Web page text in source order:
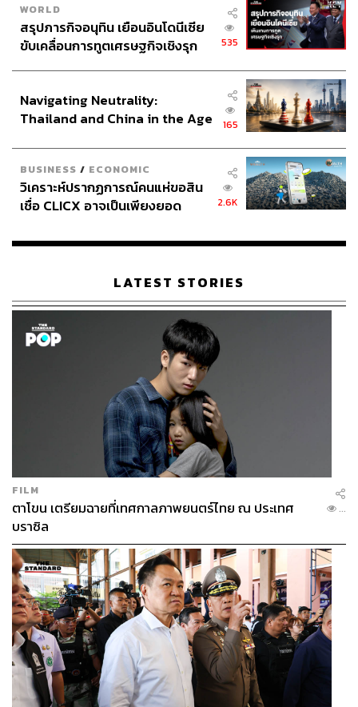
พิสูจน์อักษร: ลักษณ์นารา พักตร์เพียงจันทร์
TAGS: Flash Mob การชุมนุมทางการเมือง
เรือดำน้ำ
เผด็จการ
ชุมนุมสกายวอล์ก
WORLD
สรุปภารกิจอนุทิน เยือนอินโดนีเซีย
ขับเคลื่อนการทูตเศรษฐกิจเชิงรุก
535
Navigating Neutrality:
Thailand and China in the Age
165
BUSINESS / ECONOMIC
วิเคราะห์ปรากฏการณ์คนแห่ขอสิน
เชื่อ CLICX อาจเป็นเพียงยอด
เรือนไทยที่ถูกซุกไว้
2.6K
LATEST STORIES
FILM
ตาโขน เตรียมฉายที่เทศกาลภาพยนตร์ไทย ณ ประเทศ
บราซิล
...